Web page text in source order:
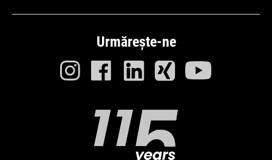
Urmărește-ne